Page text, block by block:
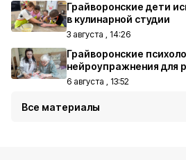
Грайворонские дети
в кулинарной студии
3 августа , 14:26
Грайворонские
нейроупражнения для
6 августа , 13:52
Все материалы